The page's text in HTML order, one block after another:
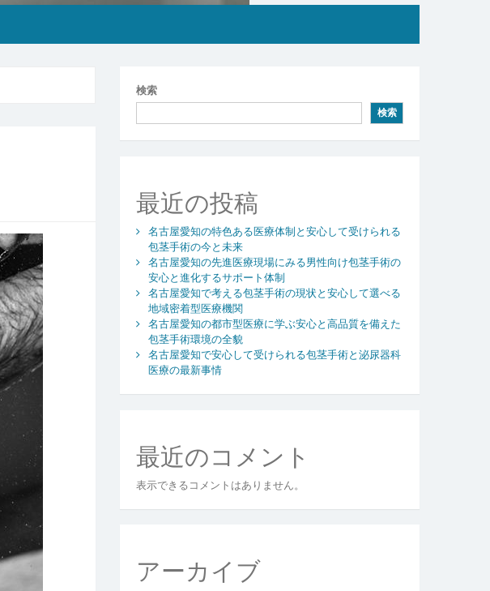
検索
検索
最近の投稿
名古屋愛知の特色ある医療体制と安心して受けられる
包茎手術の今と未来
名古屋愛知の先進医療現場にみる男性向け包茎手術の
安心と進化するサポート体制
名古屋愛知で考える包茎手術の現状と安心して選べる
地域密着型医療機関
名古屋愛知の都市型医療に学ぶ安心と高品質を備えた
包茎手術環境の全貌
名古屋愛知で安心して受けられる包茎手術と泌尿器科
医療の最新事情
最近のコメント
表示できるコメントはありません。
アーカイブ